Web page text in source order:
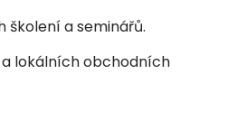
a seminářů.
a lokálních obchodních